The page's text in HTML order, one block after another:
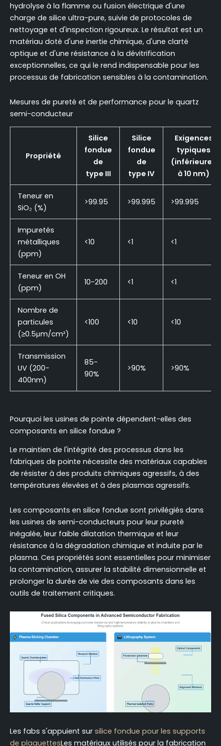
hydrolyse à la flamme ou fusion électrique d'une
charge de silice ultra-pure, suivie de protocoles de
nettoyage et d'inspection rigoureux. Le résultat est un
matériau doté d'une inertie chimique, d'une clarté
optique et d'une résistance à la dévitrification
exceptionnelles, ce qui le rend indispensable pour les
processus de fabrication sensibles à la contamination.
Mesures de pureté et de performance pour le quartz
semi-conducteur
Propriété
Silice
fondue
de
type III
Silice
fondue
de
type IV
Exigences
typiques
(inférieures
à 10 nm)
Teneur en
SiO₂ (%)
>99.95 >99.995 >99.995
Impuretés
métalliques
(ppm)
<10 <1 <1
Teneur en OH
(ppm)
10-200 <1 <1
Nombre de
particules
(≥0.5μm/cm²)
<100 <10 <10
Transmission
UV (200-
400nm)
85-
90%
>90% >90%
Pourquoi les usines de pointe dépendent-elles des
composants en silice fondue ?
Le maintien de l'intégrité des processus dans les
fabriques de pointe nécessite des matériaux capables
de résister à des produits chimiques agressifs, à des
températures élevées et à des plasmas agressifs.
Les composants en silice fondue sont privilégiés dans
les usines de semi-conducteurs pour leur pureté
inégalée, leur faible dilatation thermique et leur
résistance à la dégradation chimique et induite par le
plasma. Ces propriétés sont essentielles pour minimiser
la contamination, assurer la stabilité dimensionnelle et
prolonger la durée de vie des composants dans les
outils de traitement critiques.
Les fabs s'appuient sur silice fondue pour les supports
de plaquettesLes matériaux utilisés pour la fabrication